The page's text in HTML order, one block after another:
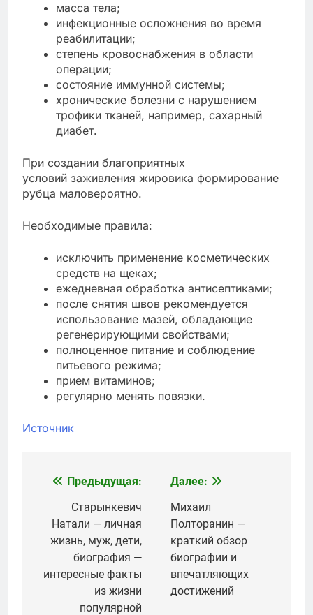
масса тела;
инфекционные осложнения во время
реабилитации;
степень кровоснабжения в области
операции;
состояние иммунной системы;
хронические болезни с нарушением
трофики тканей, например, сахарный
диабет.
При создании благоприятных
условий заживления жировика формирование
рубца маловероятно.
Необходимые правила:
исключить применение косметических
средств на щеках;
ежедневная обработка антисептиками;
после снятия швов рекомендуется
использование мазей, обладающие
регенерирующими свойствами;
полноценное питание и соблюдение
питьевого режима;
прием витаминов;
регулярно менять повязки.
Источник
Навигация
записям
Предыдущая:
Старынкевич
Натали — личная
жизнь, муж, дети,
биография —
интересные факты
из жизни
популярной
Далее:
Михаил
Полторанин —
краткий обзор
биографии и
впечатляющих
достижений